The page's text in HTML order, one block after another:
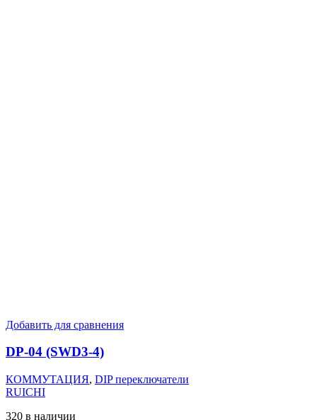
Добавить для сравнения
DP-04 (SWD3-4)
КОММУТАЦИЯ, DIP переключатели
RUICHI
320 в наличии